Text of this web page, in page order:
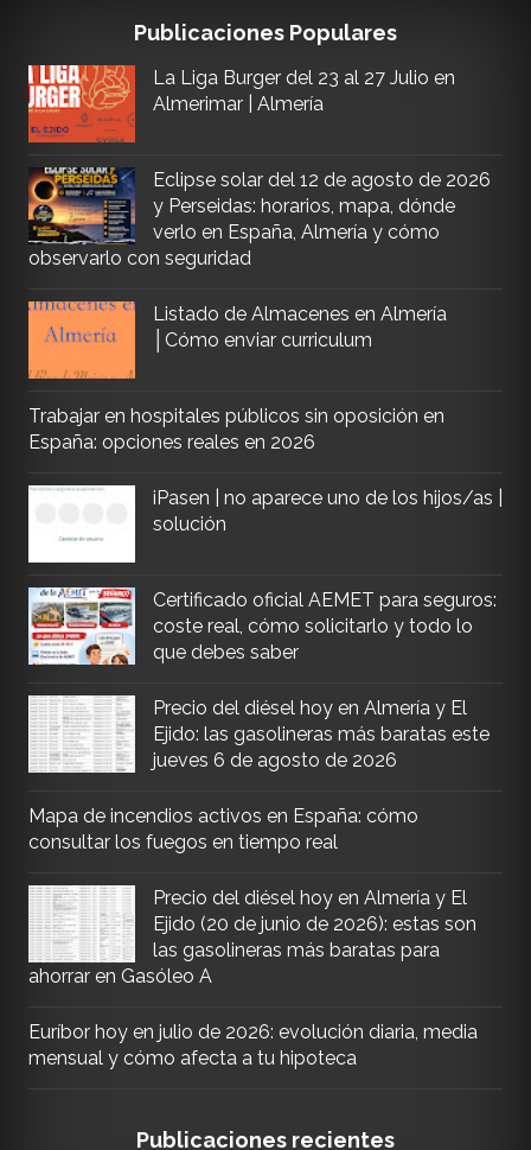
Publicaciones Populares
La Liga Burger del 23 al 27 Julio en
Almerimar | Almería
Eclipse solar del 12 de agosto de 2026
y Perseidas: horarios, mapa, dónde
verlo en España, Almería y cómo
observarlo con seguridad
Listado de Almacenes en Almería
│Cómo enviar curriculum
Trabajar en hospitales públicos sin oposición en
España: opciones reales en 2026
iPasen | no aparece uno de los hijos/as |
solución
Certificado oficial AEMET para seguros:
coste real, cómo solicitarlo y todo lo
que debes saber
Precio del diésel hoy en Almería y El
Ejido: las gasolineras más baratas este
jueves 6 de agosto de 2026
Mapa de incendios activos en España: cómo
consultar los fuegos en tiempo real
Precio del diésel hoy en Almería y El
Ejido (20 de junio de 2026): estas son
las gasolineras más baratas para
ahorrar en Gasóleo A
Euríbor hoy en julio de 2026: evolución diaria, media
mensual y cómo afecta a tu hipoteca
Publicaciones recientes